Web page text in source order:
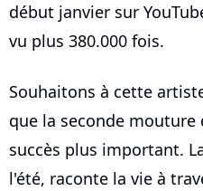
début janvier sur
vu plus 380.000 fois.
Souhaitons à cette
que la seconde mouture
succès plus important.
l'été, raconte la vie à